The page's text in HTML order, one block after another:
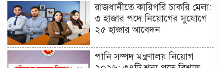
রাজধানীতে কারিগরি চাকরি মেলা:
৩ হাজার পদে নিয়োগের সুযোগে
২৫ হাজার আবেদন
পানি সম্পদ মন্ত্রণালয় নিয়োগ